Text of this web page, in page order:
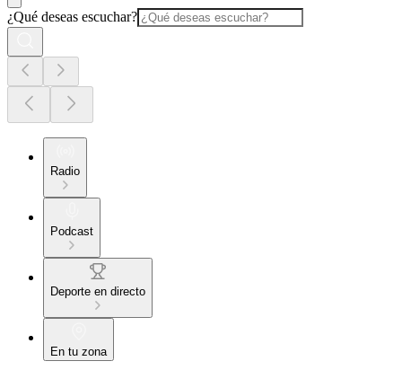
¿Qué deseas escuchar?
Radio
Podcast
Deporte en directo
En tu zona